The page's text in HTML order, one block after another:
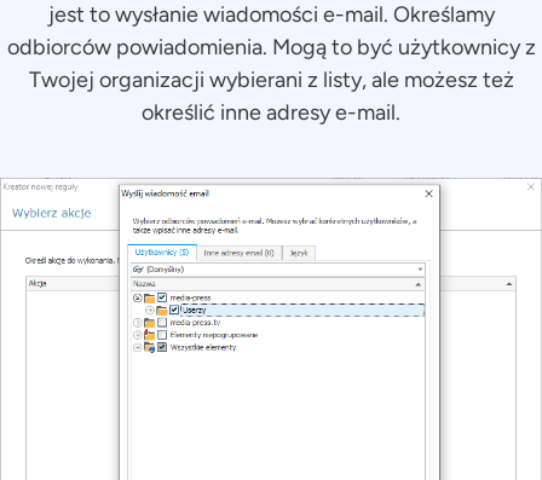
jest to wysłanie wiadomości e-mail. Określamy
odbiorców powiadomienia. Mogą to być użytkownicy z
Twojej organizacji wybierani z listy, ale możesz też
określić inne adresy e-mail.